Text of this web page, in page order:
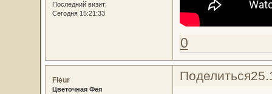
Последний визит:
Сегодня 15:21:33
0
Поделиться
Fleur
Цветочная Фея